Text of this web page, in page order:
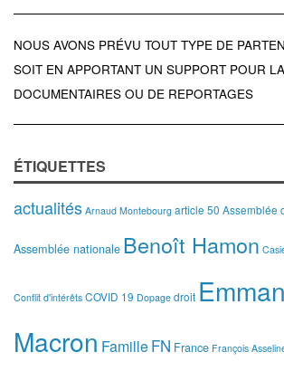
NOUS AVONS PRÉVU TOUT TYPE DE
SOIT EN APPORTANT UN SUPPORT POUR
DOCUMENTAIRES OU DE REPORTAGES
ÉTIQUETTES
actualités Arnaud Montebourg article 50 Assemblée
Assemblée nationale Benoît Hamon
Conflit d'intérêts COVID 19 Dopage droit
Macron FamilleFN France François